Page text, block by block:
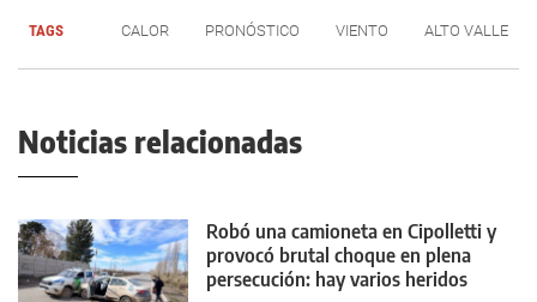
TAGS CALOR PRONÓSTICO VIENTO ALTO VALLE
Noticias relacionadas
Robó una camioneta en Cipolletti y
provocó brutal choque en plena
persecución: hay varios heridos